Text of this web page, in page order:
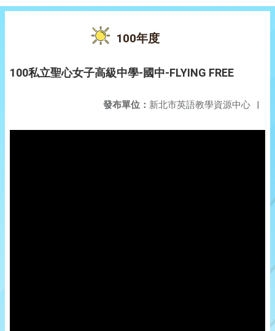
100年度
100私立聖心女子高級中學-國中-FLYING FREE
發布單位： 新北市英語教學資源中心 |